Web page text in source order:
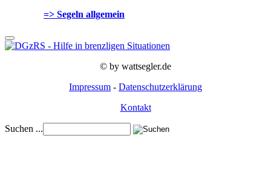
=> Segeln allgemein
© by wattsegler.de
Impressum - Datenschutzerklärung
Kontakt
Suchen ...